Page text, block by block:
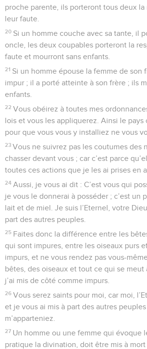
proche parente, ils porteront tous deux
leur faute.
20 Si un homme couche avec sa tante, il
oncle, les deux coupables porteront la
faute et mourront sans enfants.
21 Si un homme épouse la femme de son
impur ; il a porté atteinte à son frère ; ils
enfants.
22 Vous obéirez à toutes mes
lois et vous les appliquerez. Ainsi le pays
pour que vous vous y installiez ne vous
23 Vous ne suivrez pas les coutumes des
chasser devant vous ; car c’est parce
toutes ces actions que je les ai prises en
24 Aussi, je vous ai dit : C’est vous qui
je vous le donnerai à posséder ; c’est un
lait et de miel. Je suis l’Eternel, votre
part des autres peuples.
25 Faites donc la différence entre les
qui sont impures, entre les oiseaux purs
impurs, et ne vous rendez pas vous-
bêtes, des oiseaux et tout ce qui se meut
j’ai mis de côté comme impurs.
26 Vous serez saints pour moi, car moi,
et je vous ai mis à part des autres
m’apparteniez.
27 Un homme ou une femme qui évoque
pratique la divination, doit être mis à mort